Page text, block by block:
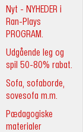
Nyt - NYHEDER i
Ran-Plays
PROGRAM.
Udgående leg og
spil 50-80% rabat.
Sofa, sofaborde,
sovesofa m.m.
Pædagogiske
materialer